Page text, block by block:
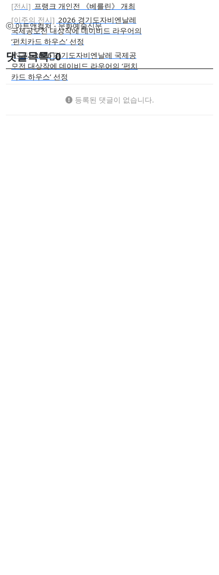
[전시] 프랭크 개인전 《베를린》 개최
[이주의 전시] 2026 경기도자비엔날레
국제공모전 대상작에 데이비드 라우어의
‘펀치카드 하우스’ 선정
[전시] 2026 경기도자비엔날레 국제공
모전 대상작에 데이비드 라우어의 ‘펀치
카드 하우스’ 선정
ⓒ 아트앤컬쳐 - 문화예술신문
댓글목록 0
등록된 댓글이 없습니다.